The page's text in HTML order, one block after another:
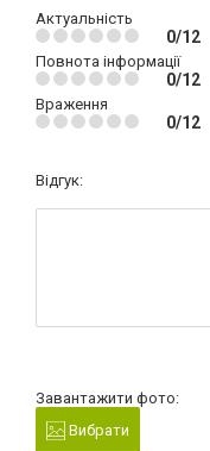
Актуальність
0/12
Повнота інформації
0/12
Враження
0/12
Відгук:
Завантажити фото:
Вибрати